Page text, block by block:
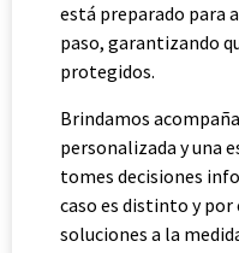
está preparado para
paso, garantizando
protegidos.
Brindamos
personalizada y una
tomes decisiones
caso es distinto y
soluciones a la